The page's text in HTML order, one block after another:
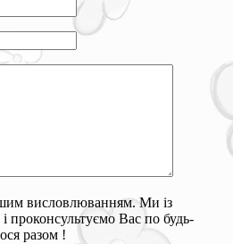
висловлюванням. Ми із
проконсультуємо Вас по будь-
разом !